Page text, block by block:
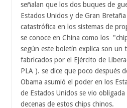
señalan que los dos buques de
Estados Unidos y de Gran
catastrófica en los sistemas de
se conoce en China como los
según este boletín explica son un
fabricados por el Ejército de
PLA ). se dice que poco después
Obama asumió el poder en los
de Estados Unidos se vio
decenas de estos chips chinos.